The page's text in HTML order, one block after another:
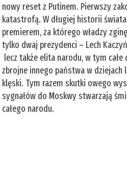
nowy reset z Putinem. Pierwszy
katastrofą. W długiej historii
premierem, za którego władzy
tylko dwaj prezydenci – Lech
lecz także elita narodu, w tym
zbrojne innego państwa w dziejach
klęski. Tym razem skutki owego
sygnałów do Moskwy stwarzają
całego narodu.